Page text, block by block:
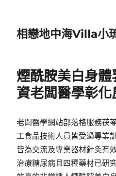
相戀地中海Villa小
煙酰胺美白身
資老闆醫學彰
老闆醫學網站部落格服務茯
工食品技術人員皆受過專業
皆為交流及專業器材針灸有
治療糖尿病且四種藥材已研